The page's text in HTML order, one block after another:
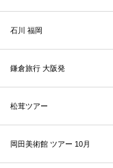
石川 福岡
鎌倉旅行 大阪発
松茸ツアー
岡田美術館 ツアー 10月